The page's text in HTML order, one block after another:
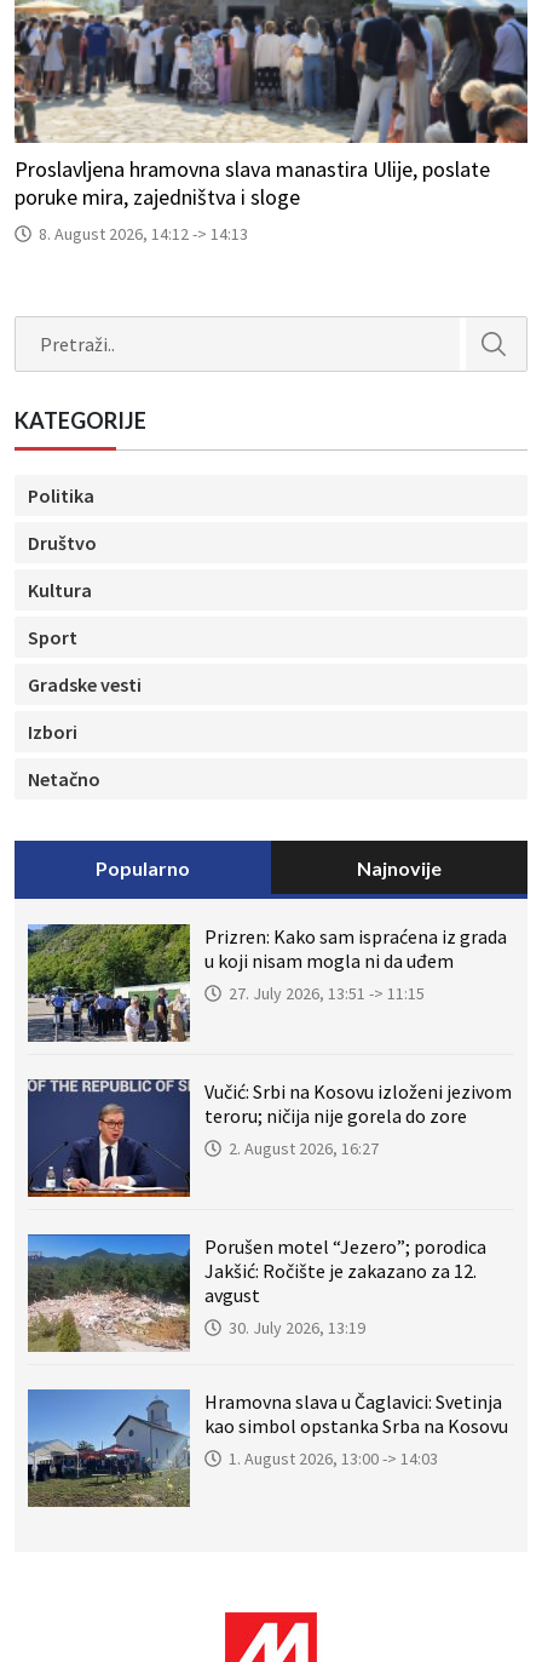
Proslavljena hramovna slava manastira Ulije, poslate
poruke mira, zajedništva i sloge
8. August 2026, 14:12 -> 14:13
KATEGORIJE
Politika
Društvo
Kultura
Sport
Gradske vesti
Izbori
Netačno
Popularno Najnovije
Prizren: Kako sam ispraćena iz grada
u koji nisam mogla ni da uđem
27. July 2026, 13:51 -> 11:15
Vučić: Srbi na Kosovu izloženi jezivom
teroru; ničija nije gorela do zore
2. August 2026, 16:27
Porušen motel “Jezero”; porodica
Jakšić: Ročište je zakazano za 12.
avgust
30. July 2026, 13:19
Hramovna slava u Čaglavici: Svetinja
kao simbol opstanka Srba na Kosovu
1. August 2026, 13:00 -> 14:03